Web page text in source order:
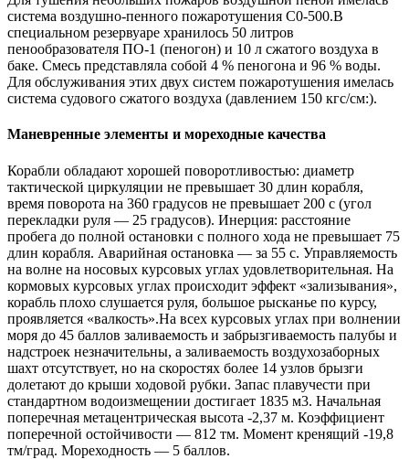
система воздушно-пенного пожаротушения С0-500.В
специальном резервуаре хранилось 50 литров
пенообразователя ПО-1 (пеногон) и 10 л сжатого воздуха в
баке. Смесь представляла собой 4 % пеногона и 96 % воды.
Для обслуживания этих двух систем пожаротушения имелась
система судового сжатого воздуха (давлением 150 кгс/см:).
Маневренные элементы и мореходные качества
Корабли обладают хорошей поворотливостью: диаметр
тактической циркуляции не превышает 30 длин корабля,
время поворота на 360 градусов не превышает 200 с (угол
перекладки руля — 25 градусов). Инерция: расстояние
пробега до полной остановки с полного хода не превышает 75
длин корабля. Аварийная остановка — за 55 с. Управляемость
на волне на носовых курсовых углах удовлетворительная. На
кормовых курсовых углах происходит эффект «зализывания»,
корабль плохо слушается руля, большое рысканье по курсу,
проявляется «валкость».На всех курсовых углах при волнении
моря до 45 баллов заливаемость и забрызгиваемость палубы и
надстроек незначительны, а заливаемость воздухозаборных
шахт отсутствует, но на скоростях более 14 узлов брызги
долетают до крыши ходовой рубки. Запас плавучести при
стандартном водоизмещении достигает 1835 м3. Начальная
поперечная метацентрическая высота -2,37 м. Коэффициент
поперечной остойчивости — 812 тм. Момент кренящий -19,8
тм/град. Мореходность — 5 баллов.